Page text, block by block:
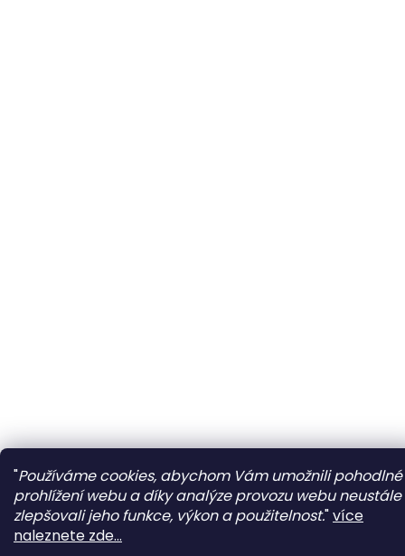
"Používáme cookies, abychom Vám umožnili pohodlné
prohlížení webu a díky analýze provozu webu neustále
zlepšovali jeho funkce, výkon a použitelnost."více
naleznete zde...